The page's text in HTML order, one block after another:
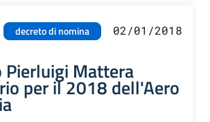
decreto di nomina 02/01/2018
Pierluigi Mattera
per il 2018 dell'Aero